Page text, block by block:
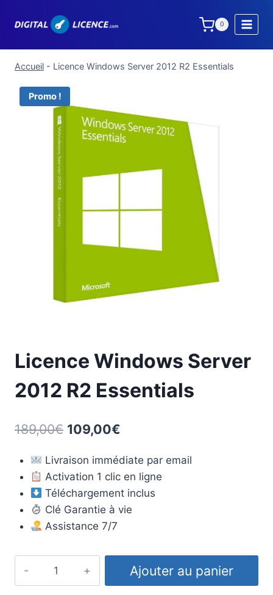
0
Accueil - Licence Windows Server 2012 R2 Essentials
Promo !
Licence Windows Server
2012 R2 Essentials
189,00€ Le
initial
était :
189,00€.
109,00€
actuel
est :
109,00€.
Livraison immédiate par email
Activation 1 clic en ligne
Téléchargement inclus
Clé Garantie à vie
Assistance 7/7
Ajouter au panier